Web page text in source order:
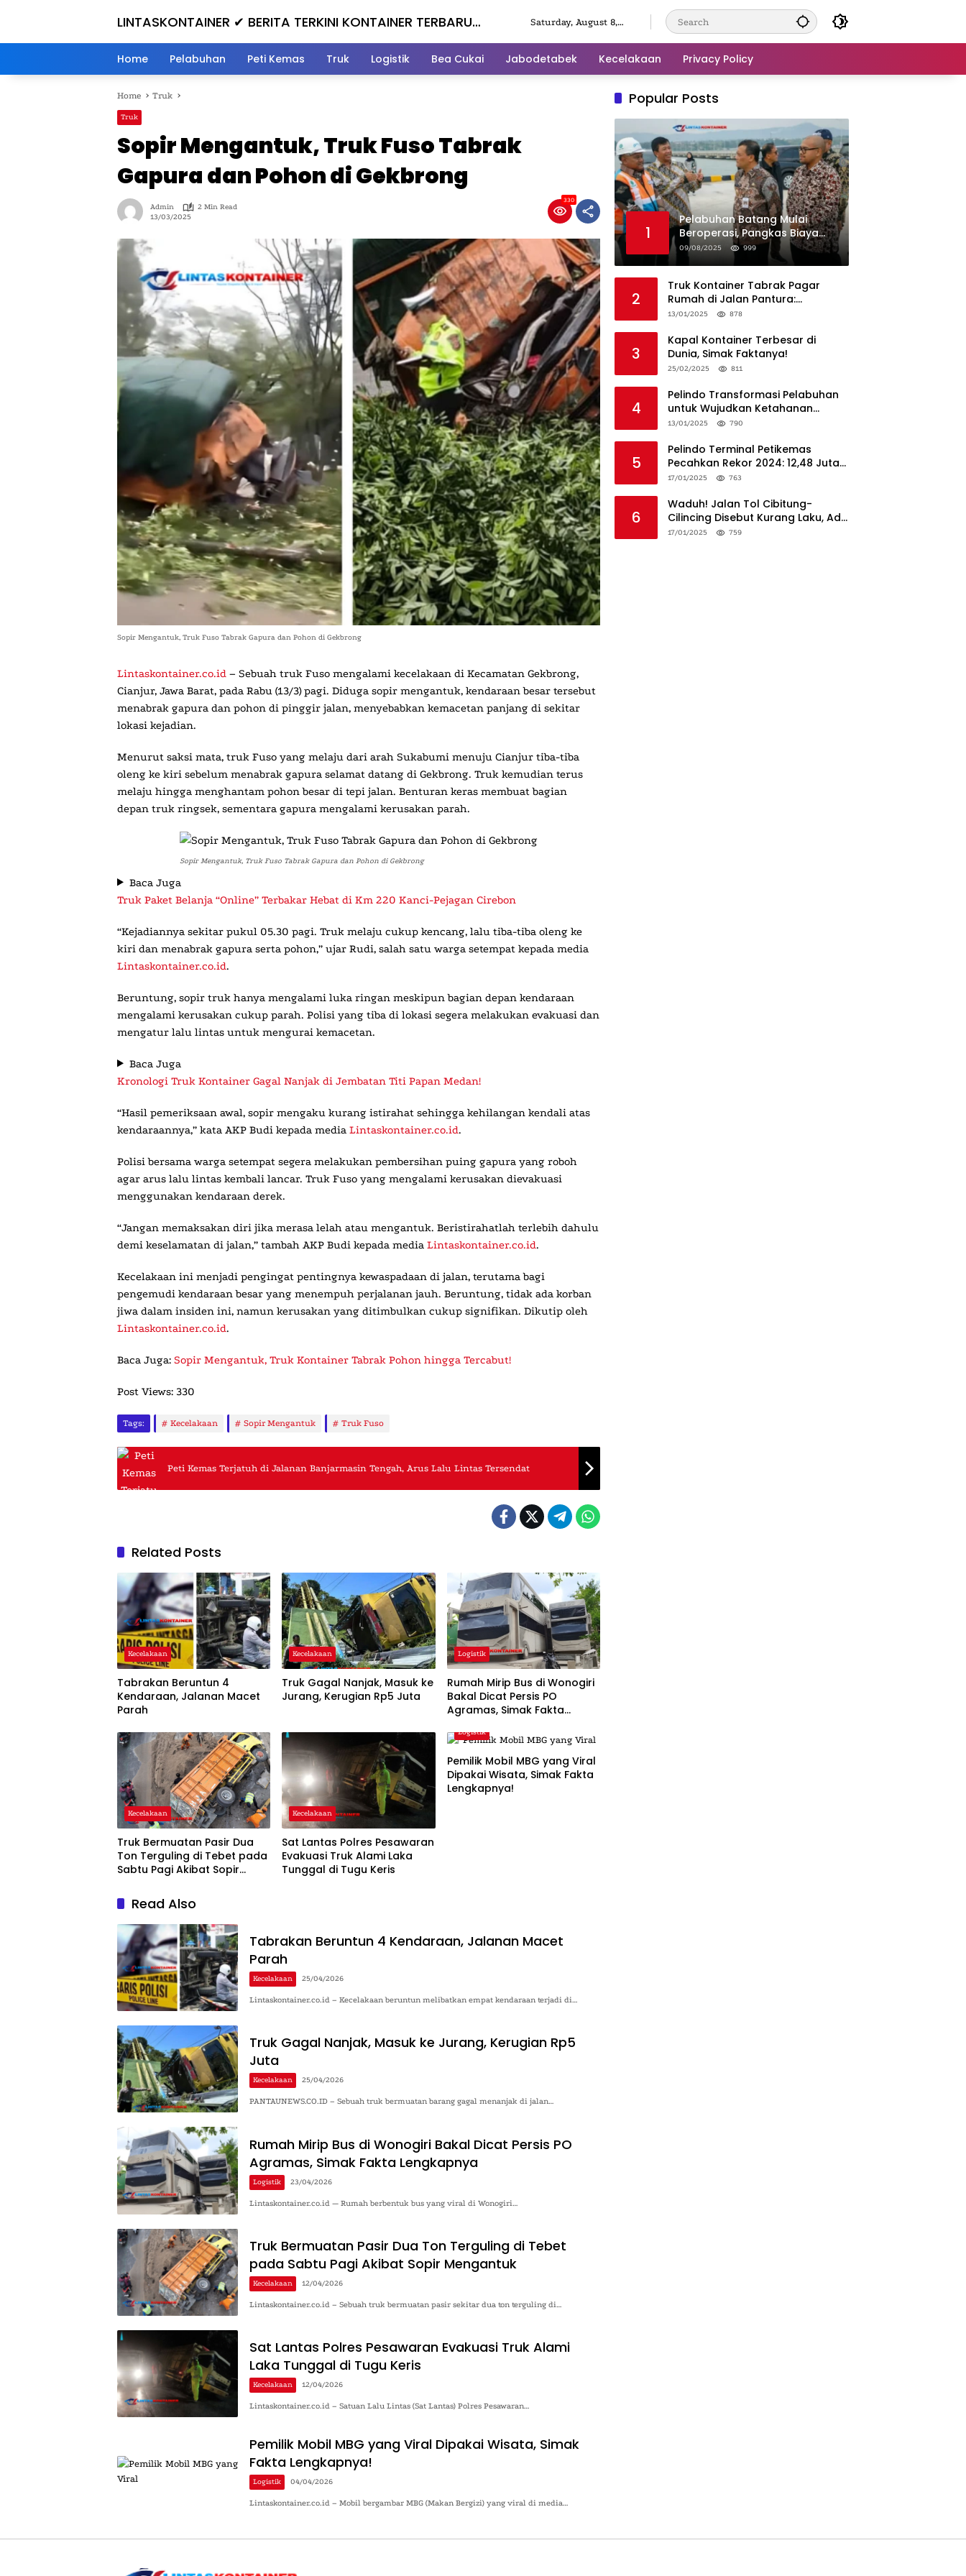
LINTASKONTAINER ✔ BERITA TERKINI KONTAINER TERBARU
HARI INI
Saturday, August 8,
Home Pelabuhan Peti Kemas Truk Logistik Bea Cukai Jabodetabek Kecelakaan Privacy Policy
Home Truk
Truk
Sopir Mengantuk, Truk Fuso Tabrak
Gapura dan Pohon di Gekbrong
Admin
2 Min Read
13/03/2025
330
Sopir Mengantuk, Truk Fuso Tabrak Gapura dan Pohon di Gekbrong
Lintaskontainer.co.id – Sebuah truk Fuso mengalami kecelakaan di Kecamatan Gekbrong,
Cianjur, Jawa Barat, pada Rabu (13/3) pagi. Diduga sopir mengantuk, kendaraan besar tersebut
menabrak gapura dan pohon di pinggir jalan, menyebabkan kemacetan panjang di sekitar
lokasi kejadian.
Menurut saksi mata, truk Fuso yang melaju dari arah Sukabumi menuju Cianjur tiba-tiba
oleng ke kiri sebelum menabrak gapura selamat datang di Gekbrong. Truk kemudian terus
melaju hingga menghantam pohon besar di tepi jalan. Benturan keras membuat bagian
depan truk ringsek, sementara gapura mengalami kerusakan parah.
Sopir Mengantuk, Truk Fuso Tabrak Gapura dan Pohon di Gekbrong
Baca Juga
Truk Paket Belanja “Online” Terbakar Hebat di Km 220 Kanci-Pejagan Cirebon
“Kejadiannya sekitar pukul 05.30 pagi. Truk melaju cukup kencang, lalu tiba-tiba oleng ke
kiri dan menabrak gapura serta pohon,” ujar Rudi, salah satu warga setempat kepada media
Lintaskontainer.co.id.
Beruntung, sopir truk hanya mengalami luka ringan meskipun bagian depan kendaraan
mengalami kerusakan cukup parah. Polisi yang tiba di lokasi segera melakukan evakuasi dan
mengatur lalu lintas untuk mengurai kemacetan.
Baca Juga
Kronologi Truk Kontainer Gagal Nanjak di Jembatan Titi Papan Medan!
“Hasil pemeriksaan awal, sopir mengaku kurang istirahat sehingga kehilangan kendali atas
kendaraannya,” kata AKP Budi kepada media Lintaskontainer.co.id.
Polisi bersama warga setempat segera melakukan pembersihan puing gapura yang roboh
agar arus lalu lintas kembali lancar. Truk Fuso yang mengalami kerusakan dievakuasi
menggunakan kendaraan derek.
“Jangan memaksakan diri jika merasa lelah atau mengantuk. Beristirahatlah terlebih dahulu
demi keselamatan di jalan,” tambah AKP Budi kepada media Lintaskontainer.co.id.
Kecelakaan ini menjadi pengingat pentingnya kewaspadaan di jalan, terutama bagi
pengemudi kendaraan besar yang menempuh perjalanan jauh. Beruntung, tidak ada korban
jiwa dalam insiden ini, namun kerusakan yang ditimbulkan cukup signifikan. Dikutip oleh
Lintaskontainer.co.id.
Baca Juga: Sopir Mengantuk, Truk Kontainer Tabrak Pohon hingga Tercabut!
Post Views: 330
Tags: Kecelakaan Sopir Mengantuk Truk Fuso
Peti Kemas Terjatuh di Jalanan Banjarmasin Tengah, Arus Lalu Lintas Tersendat
Related Posts
Kecelakaan
Tabrakan Beruntun 4
Kendaraan, Jalanan Macet
Parah
Kecelakaan
Truk Gagal Nanjak, Masuk ke
Jurang, Kerugian Rp5 Juta
Logistik
Rumah Mirip Bus di Wonogiri
Bakal Dicat Persis PO
Agramas, Simak Fakta
Kecelakaan
Truk Bermuatan Pasir Dua
Ton Terguling di Tebet pada
Sabtu Pagi Akibat Sopir
Kecelakaan
Sat Lantas Polres Pesawaran
Evakuasi Truk Alami Laka
Tunggal di Tugu Keris
Logistik
Pemilik Mobil MBG yang Viral
Dipakai Wisata, Simak Fakta
Lengkapnya!
Read Also
Tabrakan Beruntun 4 Kendaraan, Jalanan Macet
Parah
Kecelakaan 25/04/2026
Lintaskontainer.co.id – Kecelakaan beruntun melibatkan empat kendaraan terjadi di…
Truk Gagal Nanjak, Masuk ke Jurang, Kerugian Rp5
Juta
Kecelakaan 25/04/2026
PANTAUNEWS.CO.ID – Sebuah truk bermuatan barang gagal menanjak di jalan…
Rumah Mirip Bus di Wonogiri Bakal Dicat Persis PO
Agramas, Simak Fakta Lengkapnya
Logistik 23/04/2026
Lintaskontainer.co.id — Rumah berbentuk bus yang viral di Wonogiri…
Truk Bermuatan Pasir Dua Ton Terguling di Tebet
pada Sabtu Pagi Akibat Sopir Mengantuk
Kecelakaan 12/04/2026
Lintaskontainer.co.id – Sebuah truk bermuatan pasir sekitar dua ton terguling di…
Sat Lantas Polres Pesawaran Evakuasi Truk Alami
Laka Tunggal di Tugu Keris
Kecelakaan 12/04/2026
Lintaskontainer.co.id – Satuan Lalu Lintas (Sat Lantas) Polres Pesawaran…
Pemilik Mobil MBG yang Viral Dipakai Wisata, Simak
Fakta Lengkapnya!
Logistik 04/04/2026
Lintaskontainer.co.id – Mobil bergambar MBG (Makan Bergizi) yang viral di media…
Popular Posts
1
Pelabuhan Batang Mulai
Beroperasi, Pangkas Biaya
Logistik Industri!
09/08/2025 999
2
Truk Kontainer Tabrak Pagar
Rumah di Jalan Pantura:
Kronologi dan Langkah
13/01/2025 878
3
Kapal Kontainer Terbesar di
Dunia, Simak Faktanya!
25/02/2025 811
4
Pelindo Transformasi Pelabuhan
untuk Wujudkan Ketahanan
Logistik dan Daya Saing Global
13/01/2025 790
5
Pelindo Terminal Petikemas
Pecahkan Rekor 2024: 12,48 Juta
TEUs, Bukti Keunggulan Logistik
17/01/2025 763
6
Waduh! Jalan Tol Cibitung-
Cilincing Disebut Kurang Laku, Ada
Apa?
17/01/2025 759